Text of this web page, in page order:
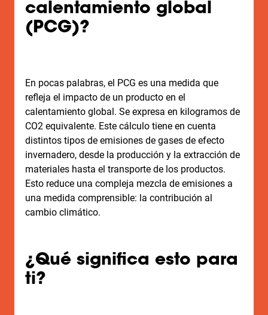
calentamiento global
(PCG)?
En pocas palabras, el PCG es una medida que
refleja el impacto de un producto en el
calentamiento global. Se expresa en kilogramos de
CO2 equivalente. Este cálculo tiene en cuenta
distintos tipos de emisiones de gases de efecto
invernadero, desde la producción y la extracción de
materiales hasta el transporte de los productos.
Esto reduce una compleja mezcla de emisiones a
una medida comprensible: la contribución al
cambio climático.
¿Qué significa esto para
ti?